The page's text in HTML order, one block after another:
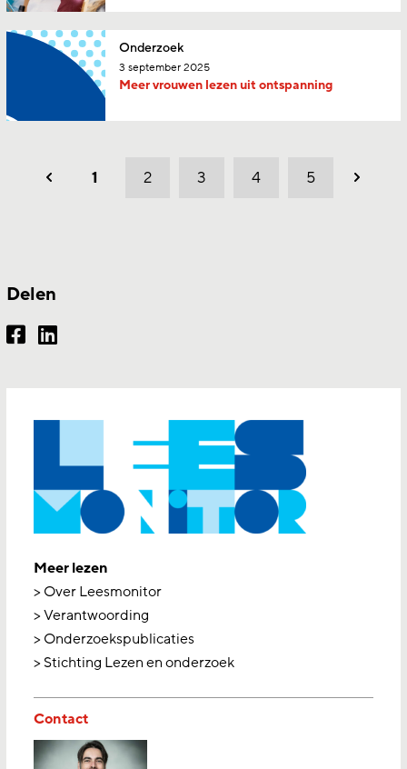
Onderzoek
3 september 2025
Meer vrouwen lezen uit ontspanning
Vorig 1 2 3 4 5
Delen
Meer lezen
> Over Leesmonitor
> Verantwoording
> Onderzoekspublicaties
> Stichting Lezen en onderzoek
Contact